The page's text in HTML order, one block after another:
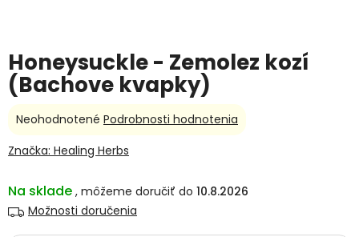
Honeysuckle - Zemolez kozí
(Bachove kvapky)
Na sklade
10.8.2026
Možnosti doručenia
Priemerné
produktu
z
5
Neohodnotené Podrobnosti hodnotenia
Značka: Healing Herbs